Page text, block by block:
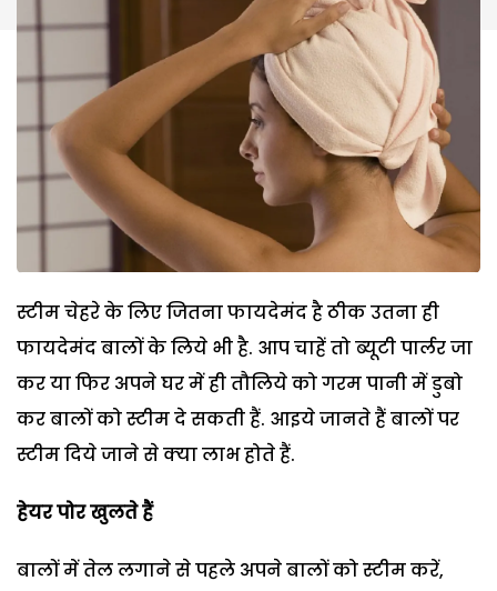
स्‍टीम चेहरे के लिए जितना फायदेमंद है ठीक उतना ही
फायदेमंद बालों के लिये भी है. आप चाहें तो ब्‍यूटी पार्लर जा
कर या फिर अपने घर में ही तौलिये को गरम पानी में डुबो
कर बालों को स्‍टीम दे सकती हैं. आइये जानते हैं बालों पर
स्‍टीम दिये जाने से क्‍या लाभ होते हैं.
हेयर पोर खुलते हैं
बालों में तेल लगाने से पहले अपने बालों को स्‍टीम करें,